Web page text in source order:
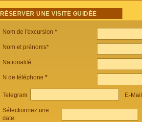
RÉSERVER UNE VISITE GUIDÉE
Nom de l'excursion *
Nom et prénoms*
Nationalité
N de téléphone *
Telegram E-Mail
Sélectionnez une
date: